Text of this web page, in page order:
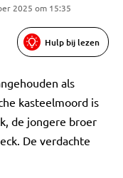
2025 om 15:35
Hulp bij lezen
als
kasteelmoord is
de jongere broer
De verdachte